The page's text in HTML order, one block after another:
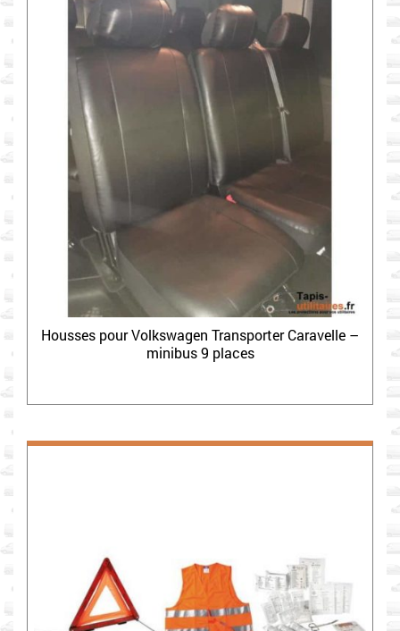
Housses pour Volkswagen Transporter Caravelle –
minibus 9 places